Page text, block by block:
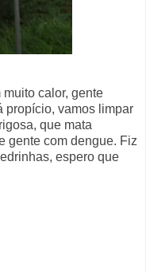
calor, gente
propício, vamos limpar
que mata
gente com dengue. Fiz
espero que